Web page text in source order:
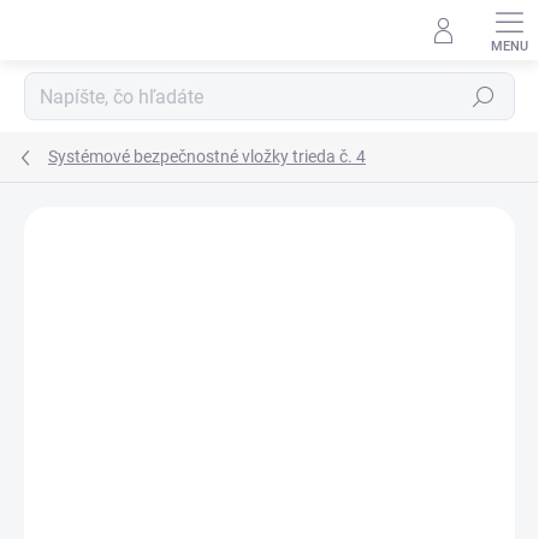
Hľadať
Systémové bezpečnostné vložky trieda č. 4